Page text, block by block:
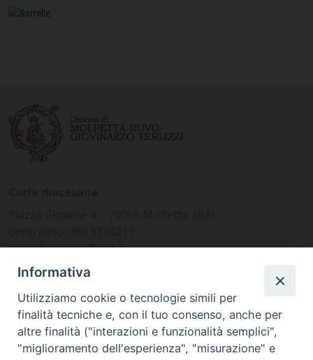
www.diocesimolfetta.it –
diocesimolfetta@pec.chiesacattolica.it
Ufficio Comunicazioni sociali
Piazza Giovene 4 – 70056 Molfetta (BA)
comunicazionisociali@diocesimolfetta.it
Informativa
Utilizziamo cookie o tecnologie simili per
finalità tecniche e, con il tuo consenso, anche per
altre finalità ("interazioni e funzionalità semplici",
"miglioramento dell'esperienza", "misurazione" e